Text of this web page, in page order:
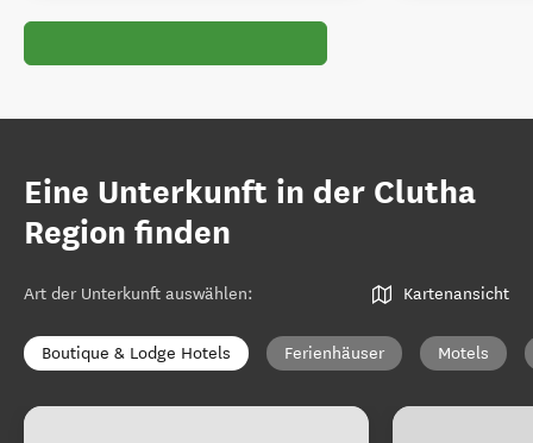
Eine Unterkunft in der Clutha
Region finden
Art der Unterkunft auswählen: Kartenansicht
Boutique & Lodge Hotels Ferienhäuser Motels